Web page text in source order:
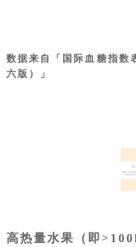
数据来自「国际血糖指数
六版）」
高热量水果（即